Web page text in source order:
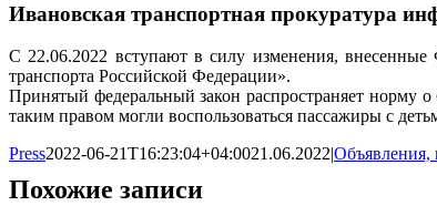
Ивановская транспортная прокуратура
С 22.06.2022 вступают в силу изменения,
транспорта Российской Федерации».
Принятый федеральный закон распространяет норму о
таким правом могли воспользоваться пассажиры с
Press2022-06-21T16:23:04+04:0021.06.2022|
Похожие записи